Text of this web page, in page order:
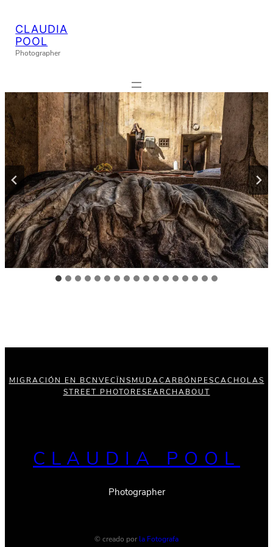
CLAUDIA
POOL
Photographer
MIGRACIÓN EN BCNVECÏNSMUDACARBÓN PESCACHOLAS
STREET PHOTORESEARCHABOUT
CLAUDIA POOL
Photographer
© creado por la Fotografa